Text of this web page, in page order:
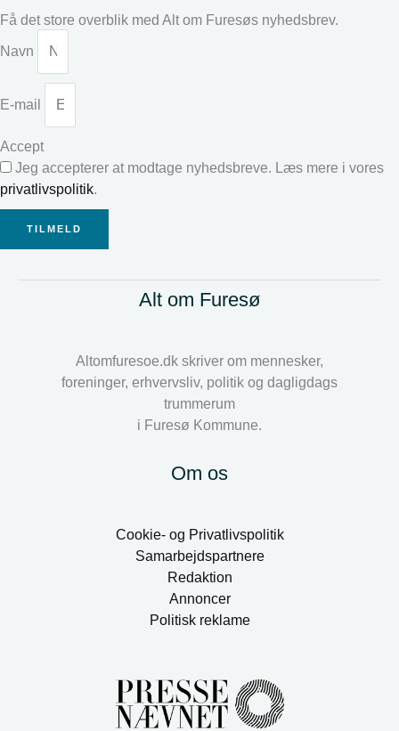
Få det store overblik med Alt om Furesøs nyhedsbrev.
Navn
E-mail
Accept
Jeg accepterer at modtage nyhedsbreve. Læs mere i vores
privatlivspolitik.
TILMELD
Alt om Furesø
Altomfuresoe.dk skriver om mennesker,
foreninger, erhvervsliv, politik og dagligdags
trummerum
i Furesø Kommune.
Om os
Cookie- og Privatlivspolitik
Samarbejdspartnere
Redaktion
Annoncer
Politisk reklame